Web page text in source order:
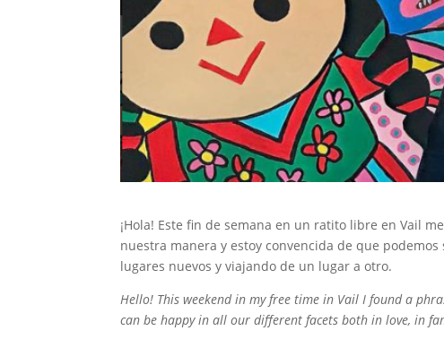
¡Hola! Este fin de semana en un ratito libre en Vail
nuestra manera y estoy convencida de que
lugares nuevos y viajando de un lugar a otro.
Hello! This weekend in my free time in Vail I found a
can be happy in all our different facets both in love, in